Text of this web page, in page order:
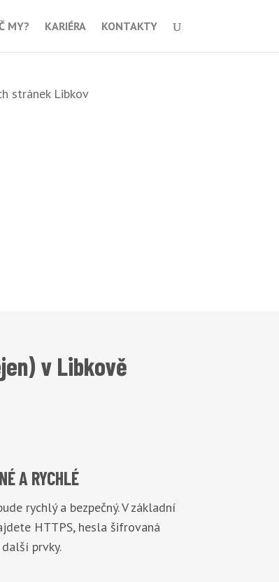
MY? KARIÉRA KONTAKTY
v Libkově
A RYCHLÉ
rychlý a bezpečný. V základní
HTTPS, hesla šifrovaná
prvky.